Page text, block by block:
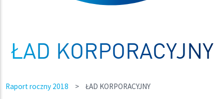
ŁAD KORPORACYJNY
Raport roczny 2018 > ŁAD KORPORACYJNY